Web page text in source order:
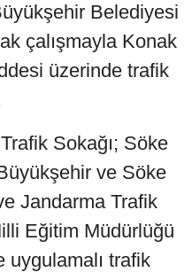
Belediyesi
çalışmayla Konak
üzerinde trafik
Sokağı; Söke
ve Söke
Jandarma Trafik
Eğitim Müdürlüğü
uygulamalı trafik